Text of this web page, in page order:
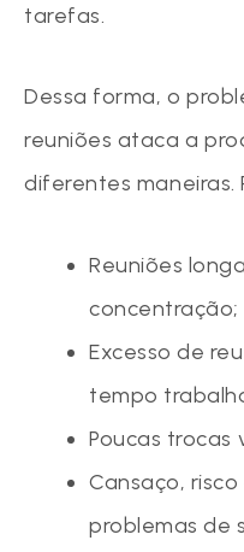
tarefas.
Dessa forma, o
reuniões ataca a
diferentes maneiras.
Reuniões
concentração;
Excesso de
tempo
Poucas trocas
Cansaço,
problemas de